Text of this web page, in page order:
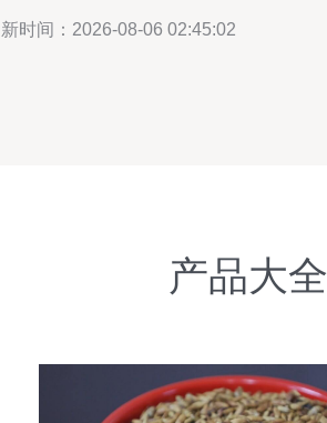
时间：2026-08-06 02:45:02
产品大全